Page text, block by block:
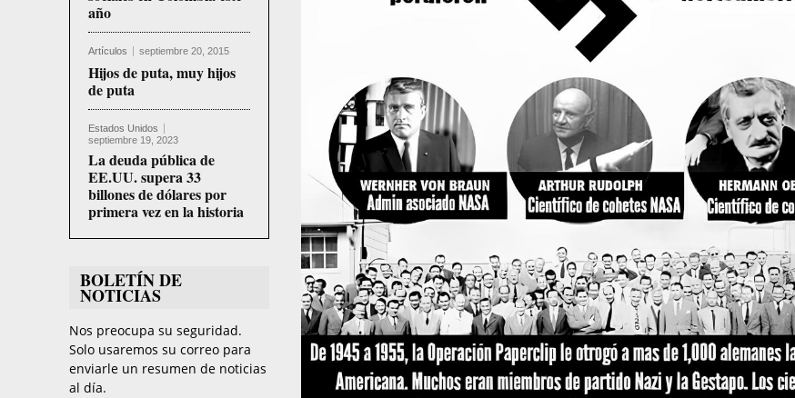
año
Artículos septiembre 20, 2015
Hijos de puta, muy hijos
de puta
Estados Unidos
septiembre 19, 2023
La deuda pública de
EE.UU. supera 33
billones de dólares por
primera vez en la historia
BOLETÍN DE
NOTICIAS
Nos preocupa su seguridad.
Solo usaremos su correo para
enviarle un resumen de noticias
al día.